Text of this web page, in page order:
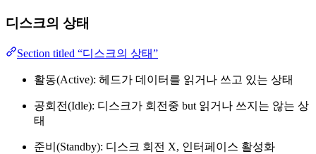
디스크의 상태
Section titled “디스크의 상태”
활동(Active): 헤드가 데이터를 읽거나 쓰고 있는 상태
공회전(Idle): 디스크가 회전중 but 읽거나 쓰지는 않는 상
태
준비(Standby): 디스크 회전 X, 인터페이스 활성화